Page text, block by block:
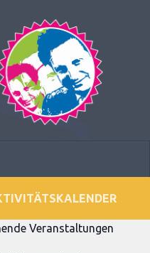
Veranstaltungen